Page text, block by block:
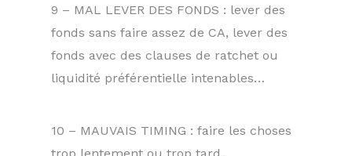
9 – MAL LEVER DES FONDS : lever des
fonds sans faire assez de CA, lever des
fonds avec des clauses de ratchet ou
liquidité préférentielle intenables…
10 – MAUVAIS TIMING : faire les choses